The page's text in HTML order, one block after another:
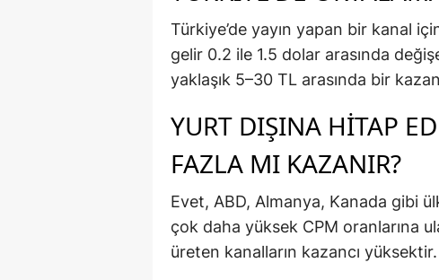
Türkiye’de yayın yapan bir kanal
gelir 0.2 ile 1.5 dolar arasında
yaklaşık 5–30 TL arasında bir
YURT DIŞINA HITAP
FAZLA MI KAZANIR?
Evet, ABD, Almanya, Kanada gibi
çok daha yüksek CPM oranlarına
üreten kanalların kazancı yüksektir.